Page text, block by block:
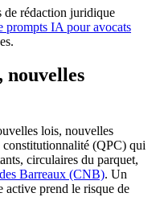
de rédaction juridique
prompts IA pour avocats
nouvelles
lois, nouvelles
(QPC) qui
circulaires du parquet,
Barreaux (CNB). Un
active prend le risque de